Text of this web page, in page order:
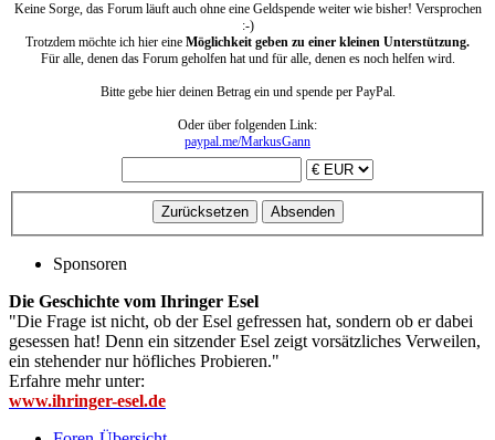
Keine Sorge, das Forum läuft auch ohne eine Geldspende weiter wie bisher! Versprochen
:-)
Trotzdem möchte ich hier eine Möglichkeit geben zu einer kleinen Unterstützung.
Für alle, denen das Forum geholfen hat und für alle, denen es noch helfen wird.
Bitte gebe hier deinen Betrag ein und spende per PayPal.
Oder über folgenden Link:
paypal.me/MarkusGann
Sponsoren
Die Geschichte vom Ihringer Esel
"Die Frage ist nicht, ob der Esel gefressen hat, sondern ob er dabei
gesessen hat! Denn ein sitzender Esel zeigt vorsätzliches Verweilen,
ein stehender nur höfliches Probieren."
Erfahre mehr unter:
www.ihringer-esel.de